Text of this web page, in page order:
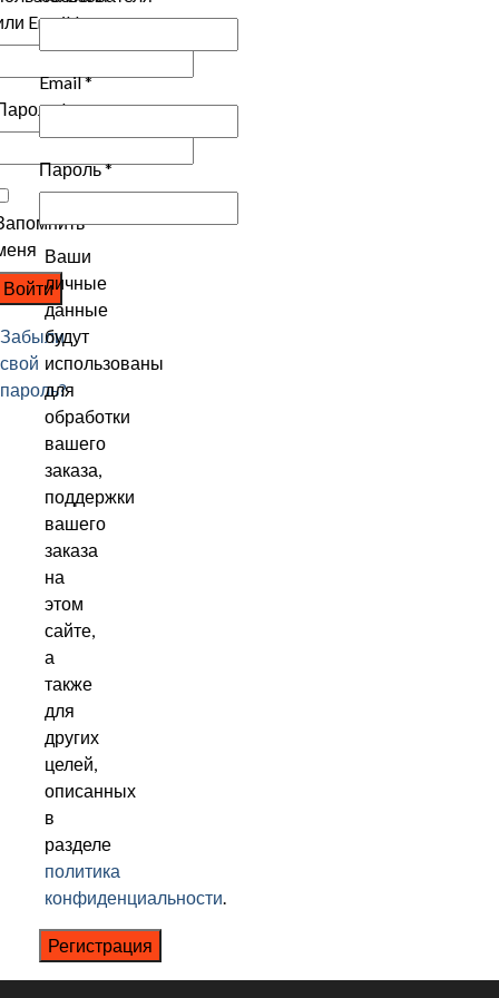
Email*
*
Войти
Забыли
свой
пароль?
Email*
Пароль*
Ваши
личные
данные
будут
использованы
для
обработки
вашего
заказа,
поддержки
вашего
заказа
на
этом
сайте,
а
также
для
других
целей,
описанных
в
разделе
политика
конфиденциальности.
Регистрация